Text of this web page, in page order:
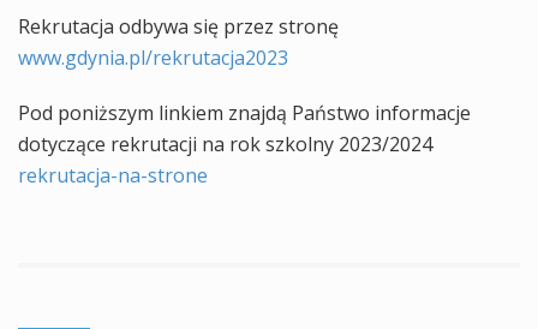
Rekrutacja odbywa się przez stronę
www.gdynia.pl/rekrutacja2023
Pod poniższym linkiem znajdą Państwo informacje
dotyczące rekrutacji na rok szkolny 2023/2024
rekrutacja-na-strone